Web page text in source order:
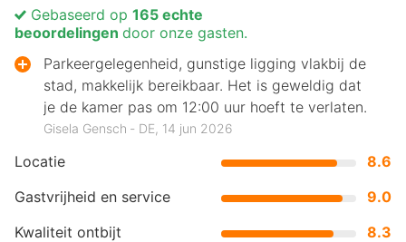
Locatie
8.6
Gastvrijheid en service
9.0
Kwaliteit ontbijt
8.3
Gebaseerd op 165 echte
beoordelingen door onze gasten.
Parkeergelegenheid, gunstige ligging vlakbij de
stad, makkelijk bereikbaar. Het is geweldig dat
je de kamer pas om 12:00 uur hoeft te verlaten.
Gisela Gensch ‐ DE, 14 jun 2026